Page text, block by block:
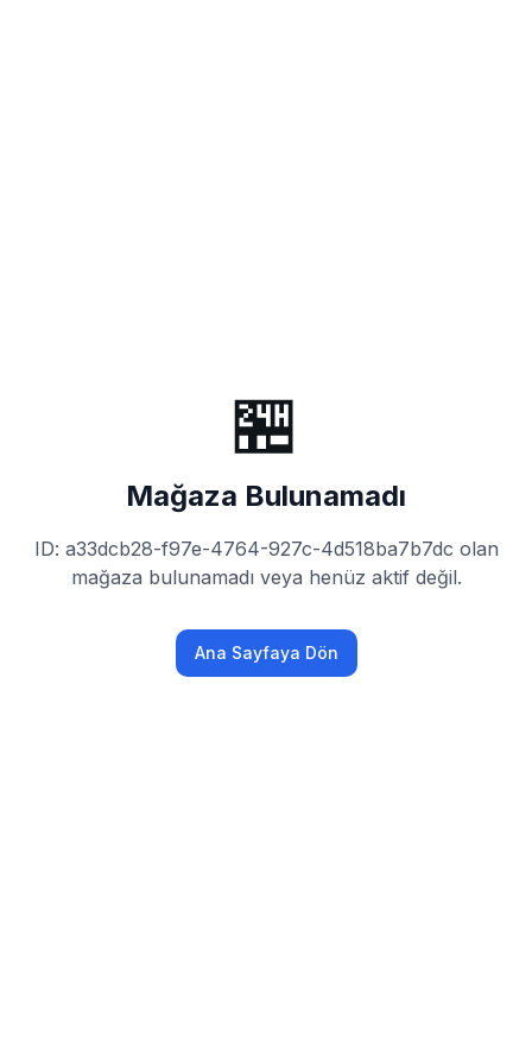
🏪
Mağaza Bulunamadı
ID: a33dcb28-f97e-4764-927c-4d518ba7b7dc olan
mağaza bulunamadı veya henüz aktif değil.
Ana Sayfaya Dön